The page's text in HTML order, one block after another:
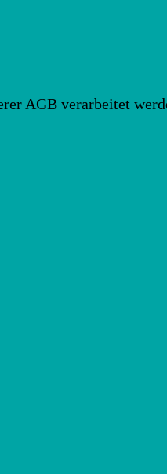
AGB verarbeitet